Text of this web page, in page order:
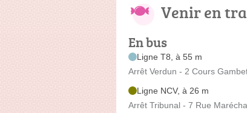
Venir en
En bus
Ligne T8, à 55 m
Arrêt Verdun - 2 Cours
Ligne NCV, à 26 m
Arrêt Tribunal - 7 Rue